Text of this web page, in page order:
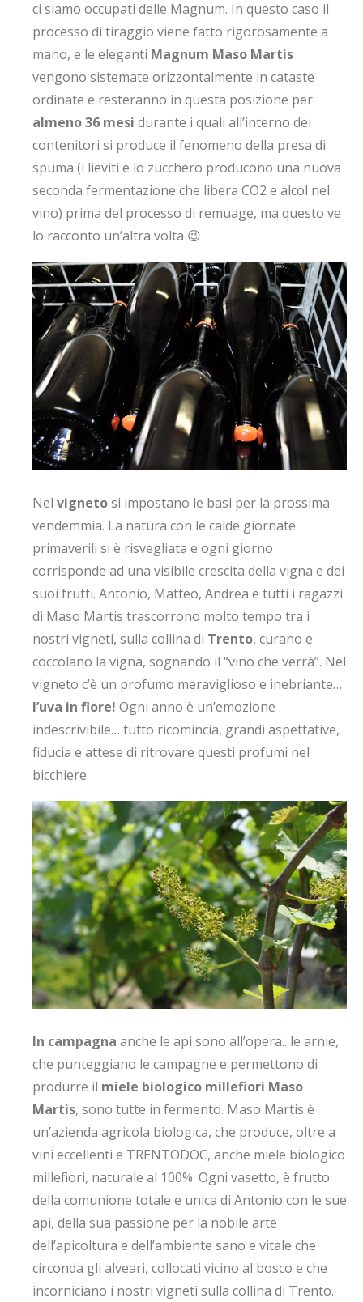
ci siamo occupati delle Magnum. In questo caso il
processo di tiraggio viene fatto rigorosamente a
mano, e le eleganti Magnum Maso Martis
vengono sistemate orizzontalmente in cataste
ordinate e resteranno in questa posizione per
almeno 36 mesi durante i quali all’interno dei
contenitori si produce il fenomeno della presa di
spuma (i lieviti e lo zucchero producono una nuova
seconda fermentazione che libera CO2 e alcol nel
vino) prima del processo di remuage, ma questo ve
lo racconto un’altra volta 😉
Nel vignetosi impostano le basi per la prossima
vendemmia. La natura con le calde giornate
primaverili si è risvegliata e ogni giorno
corrisponde ad una visibile crescita della vigna e dei
suoi frutti. Antonio, Matteo, Andrea e tutti i ragazzi
di Maso Martis trascorrono molto tempo tra i
nostri vigneti, sulla collina di Trento, curano e
coccolano la vigna, sognando il “vino che verrà”. Nel
vigneto c’è un profumo meraviglioso e inebriante…
l’uva in fiore! Ogni anno è un’emozione
indescrivibile… tutto ricomincia, grandi aspettative,
fiducia e attese di ritrovare questi profumi nel
bicchiere.
In campagna anche le api sono all’opera.. le arnie,
che punteggiano le campagne e permettono di
produrre il miele biologico millefiori Maso
Martis, sono tutte in fermento. Maso Martis è
un’azienda agricola biologica, che produce, oltre a
vini eccellenti e TRENTODOC, anche miele biologico
millefiori, naturale al 100%. Ogni vasetto, è frutto
della comunione totale e unica di Antonio con le sue
api, della sua passione per la nobile arte
dell’apicoltura e dell’ambiente sano e vitale che
circonda gli alveari, collocati vicino al bosco e che
incorniciano i nostri vigneti sulla collina di Trento.